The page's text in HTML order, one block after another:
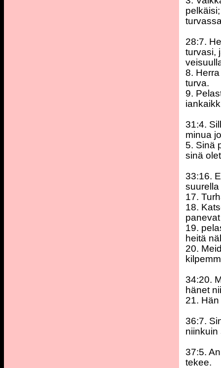
28:7.
turvasi,
8.
turva.
9.
31:4.
minua
5. Sinä
sinä
33:16.
17.
18.
19.
heitä
20.
34:20.
hänet
21.
36:7.
niinkuin
37:5.
tekee.